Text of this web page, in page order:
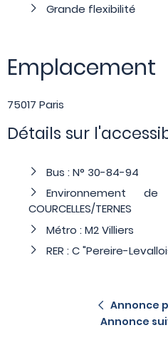
Grande flexibilité
Emplacement
75017 Paris
Détails sur
Bus : N° 30-84-94
Environnement
COURCELLES/TERNES
Métro : M2 Villiers
RER : C "Pereire-
Annonce
Annonce